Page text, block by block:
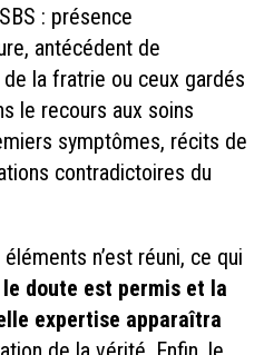
: présence
antécédent de
la fratrie ou ceux gardés
le recours aux soins
symptômes, récits de
contradictoires du
n’est réuni, ce qui
le doute est permis et la
expertise apparaîtra